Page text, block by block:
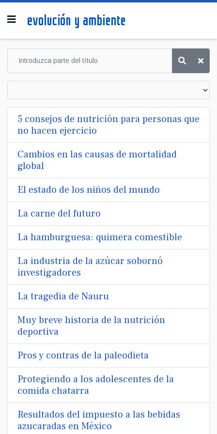
5 consejos de nutrición para personas que
no hacen ejercicio
Cambios en las causas de mortalidad
global
El estado de los niños del mundo
La carne del futuro
La hamburguesa: quimera comestible
La industria de la azúcar sobornó
investigadores
La tragedia de Nauru
Muy breve historia de la nutrición
deportiva
Pros y contras de la paleodieta
Protegiendo a los adolescentes de la
comida chatarra
Resultados del impuesto a las bebidas
azucaradas en México